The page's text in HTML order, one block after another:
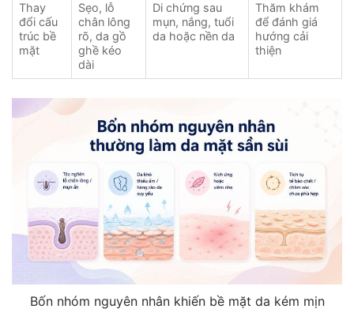
Thay
đổi cấu
trúc bề
mặt
Sẹo, lỗ
chân lông
rõ, da gồ
ghề kéo
dài
Di chứng sau
mụn, nắng, tuổi
da hoặc nền da
Thăm khám
để đánh giá
hướng cải
thiện
Bốn nhóm nguyên nhân khiến bề mặt da kém mịn